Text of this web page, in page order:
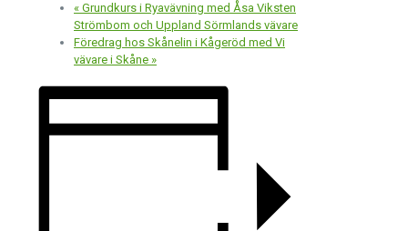
« Grundkurs i Ryavävning med Åsa Viksten
Strömbom och Uppland Sörmlands vävare
Föredrag hos Skånelin i Kågeröd med Vi
vävare i Skåne »